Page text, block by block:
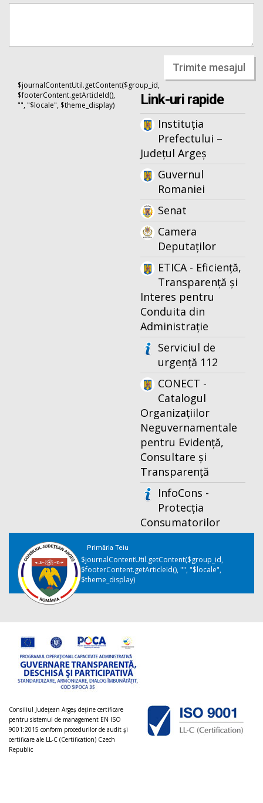
Trimite mesajul
$journalContentUtil.getContent($group_id,
$footerContent.getArticleId(),
"", "$locale", $theme_display)
Link-uri rapide
Instituția
Prefectului –
Județul Argeș
Guvernul
Romaniei
Senat
Camera
Deputaților
ETICA - Eficiență,
Transparență și
Interes pentru
Conduita din
Administrație
Serviciul de
urgență 112
CONECT -
Catalogul
Organizațiilor
Neguvernamentale
pentru Evidență,
Consultare și
Transparență
InfoCons -
Protecția
Consumatorilor
Primăria Teiu
$journalContentUtil.getContent($group_id,
$footerContent.getArticleId(), "", "$locale",
$theme_display)
Consiliul Judeţean Argeș deţine certificare
pentru sistemul de management EN ISO
9001:2015 conform procedurilor de audit şi
certificare ale LL-C (Certification) Czech
Republic